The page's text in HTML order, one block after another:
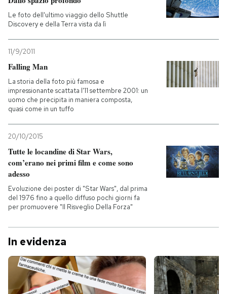
Le foto dell'ultimo viaggio dello Shuttle
Discovery e della Terra vista da lì
11/9/2011
Falling Man
La storia della foto più famosa e
impressionante scattata l'11 settembre 2001: un
uomo che precipita in maniera composta,
quasi come in un tuffo
20/10/2015
Tutte le locandine di Star Wars,
com’erano nei primi film e come sono
adesso
Evoluzione dei poster di "Star Wars", dal prima
del 1976 fino a quello diffuso pochi giorni fa
per promuovere "Il Risveglio Della Forza"
In evidenza